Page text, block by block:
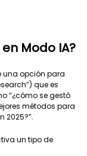
Modo IA?
una opción para
que es
“¿cómo se gestó
métodos para
2025?”.
un tipo de